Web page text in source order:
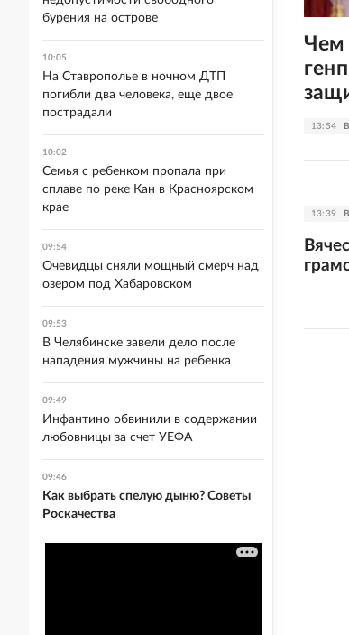
13:54
Чем
13:39
бурения на острове
10:05
На Ставрополье в ночном ДТП
погибли два человека, еще двое
пострадали
10:02
Семья с ребенком пропала при
сплаве по реке Кан в Красноярском
крае
09:54
Очевидцы сняли мощный смерч над
озером под Хабаровском
09:53
В Челябинске завели дело после
нападения мужчины на ребенка
09:49
Инфантино обвинили в содержании
любовницы за счет УЕФА
09:46
Как выбрать спелую дыню? Советы
Роскачества